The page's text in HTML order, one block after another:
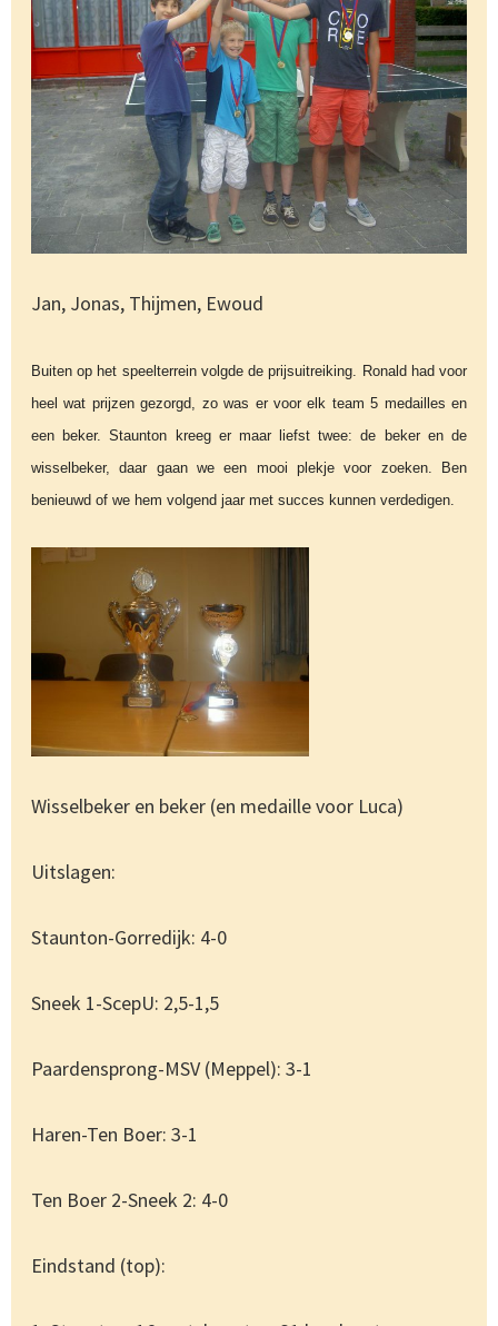
Jan, Jonas, Thijmen, Ewoud
Buiten op het speelterrein volgde de prijsuitreiking. Ronald had voor
heel wat prijzen gezorgd, zo was er voor elk team 5 medailles en
een beker. Staunton kreeg er maar liefst twee: de beker en de
wisselbeker, daar gaan we een mooi plekje voor zoeken. Ben
benieuwd of we hem volgend jaar met succes kunnen verdedigen.
Wisselbeker en beker (en medaille voor Luca)
Uitslagen:
Staunton-Gorredijk: 4-0
Sneek 1-ScepU: 2,5-1,5
Paardensprong-MSV (Meppel): 3-1
Haren-Ten Boer: 3-1
Ten Boer 2-Sneek 2: 4-0
Eindstand (top):